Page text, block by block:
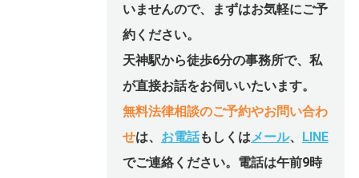
いませんので、まずはお気軽にご予
約ください。
天神駅から徒歩6分の事務所で、私
が直接お話をお伺いいたいます。
無料法律相談のご予約やお問い合わ
せは、 お電話もしくは メール、 LINE
でご連絡ください。電話は午前9時